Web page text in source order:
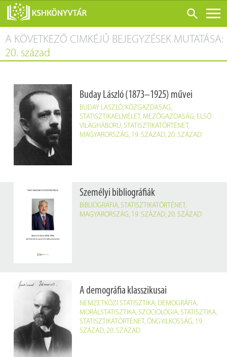
ONLINE KATALÓGUS
RÓLUNK
SZOLGÁLTATÁSOK
KONFERENCIÁK
ADATBÁZISOK
A KÖVETKEZŐ CIMKÉJŰ BEJEGYZÉSEK MUTATÁSA:
20. század
Buday László (1873–1925) művei
BUDAY LÁSZLÓ, KÖZGAZDASÁG,
STATISZTIKAELMÉLET, MEZŐGAZDASÁG, ELSŐ
VILÁGHÁBORÚ, STATISZTIKATÖRTÉNET,
MAGYARORSZÁG, 19. SZÁZAD, 20. SZÁZAD
Személyi bibliográfiák
BIBLIOGRÁFIA, STATISZTIKATÖRTÉNET ,
MAGYARORSZÁG, 19. SZÁZAD, 20. SZÁZAD
A demográfia klasszikusai
NEMZETKÖZI STATISZTIKA, DEMOGRÁFIA,
MORÁLSTATISZTIKA, SZOCIOLÓGIA, STATISZTIKA,
STATISZTIKATÖRTÉNET , ÖNGYILKOSSÁG, 19.
SZÁZAD, 20. SZÁZAD